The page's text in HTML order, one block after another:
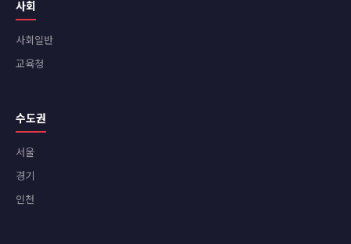
사회
사회일반
교육청
수도권
서울
경기
인천